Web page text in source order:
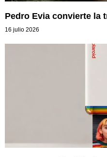
Pedro Evia convierte la
16 julio 2026